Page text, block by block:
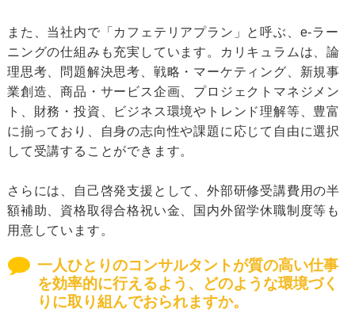
また、当社内で「カフェテリアプラン」と呼ぶ、e-ラー
ニングの仕組みも充実しています。カリキュラムは、論
理思考、問題解決思考、戦略・マーケティング、新規事
業創造、商品・サービス企画、プロジェクトマネジメン
ト、財務・投資、ビジネス環境やトレンド理解等、豊富
に揃っており、自身の志向性や課題に応じて自由に選択
して受講することができます。
さらには、自己啓発支援として、外部研修受講費用の半
額補助、資格取得合格祝い金、国内外留学休職制度等も
用意しています。
一人ひとりのコンサルタントが質の高い仕事
を効率的に行えるよう、どのような環境づく
りに取り組んでおられますか。